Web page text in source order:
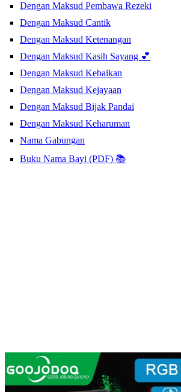
Dengan Maksud Pembawa Rezeki
Dengan Maksud Cantik
Dengan Maksud Ketenangan
Dengan Maksud Kasih Sayang 💕
Dengan Maksud Kebaikan
Dengan Maksud Kejayaan
Dengan Maksud Bijak Pandai
Dengan Maksud Keharuman
Nama Gabungan
Buku Nama Bayi (PDF) 📚